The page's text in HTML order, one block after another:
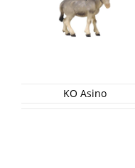
KO Asino